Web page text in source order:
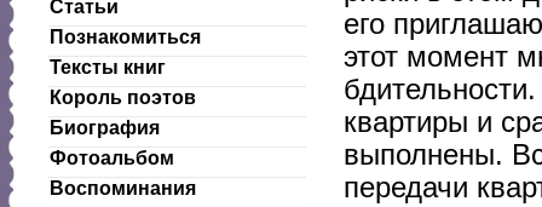
Статьи
Познакомиться
Тексты книг
Король поэтов
Биография
Фотоальбом
Воспоминания
его
этот момент
квартиры и
выполнены.
передачи